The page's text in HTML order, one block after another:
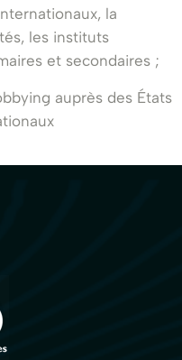
la
les instituts
et secondaires ;
auprès des États